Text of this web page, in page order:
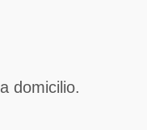
domicilio.